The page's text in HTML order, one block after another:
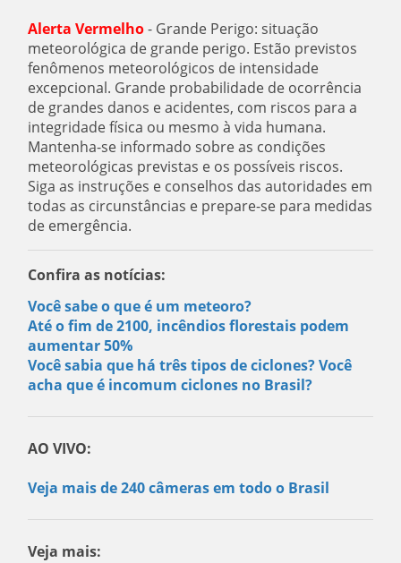
Alerta Vermelho- Grande Perigo: situação
meteorológica de grande perigo. Estão previstos
fenômenos meteorológicos de intensidade
excepcional. Grande probabilidade de ocorrência
de grandes danos e acidentes, com riscos para a
integridade física ou mesmo à vida humana.
Mantenha-se informado sobre as condições
meteorológicas previstas e os possíveis riscos.
Siga as instruções e conselhos das autoridades em
todas as circunstâncias e prepare-se para medidas
de emergência.
Confira as notícias:
Você sabe o que é um meteoro?
Até o fim de 2100, incêndios florestais podem
aumentar 50%
Você sabia que há três tipos de ciclones? Você
acha que é incomum ciclones no Brasil?
AO VIVO:
Veja mais de 240 câmeras em todo o Brasil
Veja mais: